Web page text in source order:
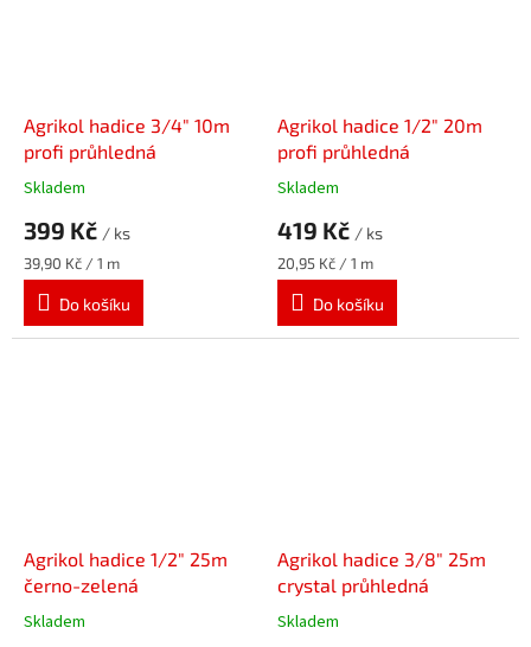
Agrikol hadice 3/4" 10m
profi průhledná
Skladem
399 Kč / ks
Měrná
cena:
39,90 Kč / 1 m
Do košíku
Agrikol hadice 1/2" 20m
profi průhledná
Skladem
419 Kč / ks
Měrná
cena:
20,95 Kč / 1 m
Do košíku
Agrikol hadice 1/2" 25m
černo-zelená
Skladem
Agrikol hadice 3/8" 25m
crystal průhledná
Skladem